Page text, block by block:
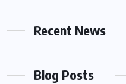
Recent News
Blog Posts